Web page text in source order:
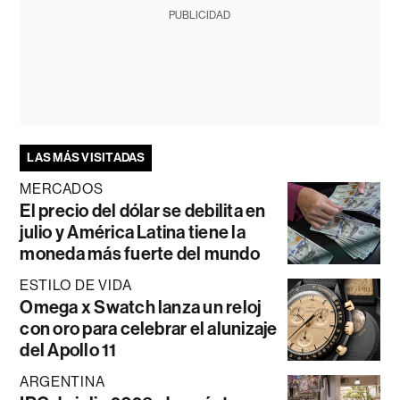
PUBLICIDAD
LAS MÁS VISITADAS
MERCADOS
El precio del dólar se debilita en
julio y América Latina tiene la
moneda más fuerte del mundo
ESTILO DE VIDA
Omega x Swatch lanza un reloj
con oro para celebrar el alunizaje
del Apollo 11
ARGENTINA